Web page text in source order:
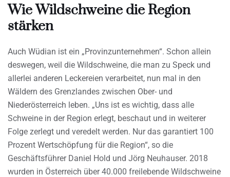
Wie Wildschweine die Region
stärken
Auch Wüdian ist ein „Provinzunternehmen“. Schon allein
deswegen, weil die Wildschweine, die man zu Speck und
allerlei anderen Leckereien verarbeitet, nun mal in den
Wäldern des Grenzlandes zwischen Ober- und
Niederösterreich leben. „Uns ist es wichtig, dass alle
Schweine in der Region erlegt, beschaut und in weiterer
Folge zerlegt und veredelt werden. Nur das garantiert 100
Prozent Wertschöpfung für die Region“, so die
Geschäftsführer Daniel Hold und Jörg Neuhauser. 2018
wurden in Österreich über 40.000 freilebende Wildschweine